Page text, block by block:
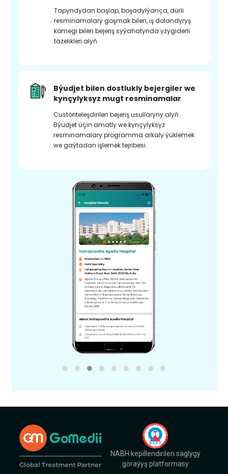
Tapyndydan başlap, boşadylýança, dürli
resminamalary goşmak bilen, iş dolandyryş
kömegi bilen bejeriş syýahatynda yzygiderli
täzelikleri alyň.
Býudjet bilen dostlukly bejergiler we
kynçylyksyz mugt resminamalar
Custöriteleşdirilen bejeriş usullaryny alyň.
Býudjet üçin amatly we kynçylyksyz
resminamalary programma arkaly ýüklemek
we gaýtadan işlemek tejribesi.
NABH kepillendirilen saglygy
goraýyş platformasy